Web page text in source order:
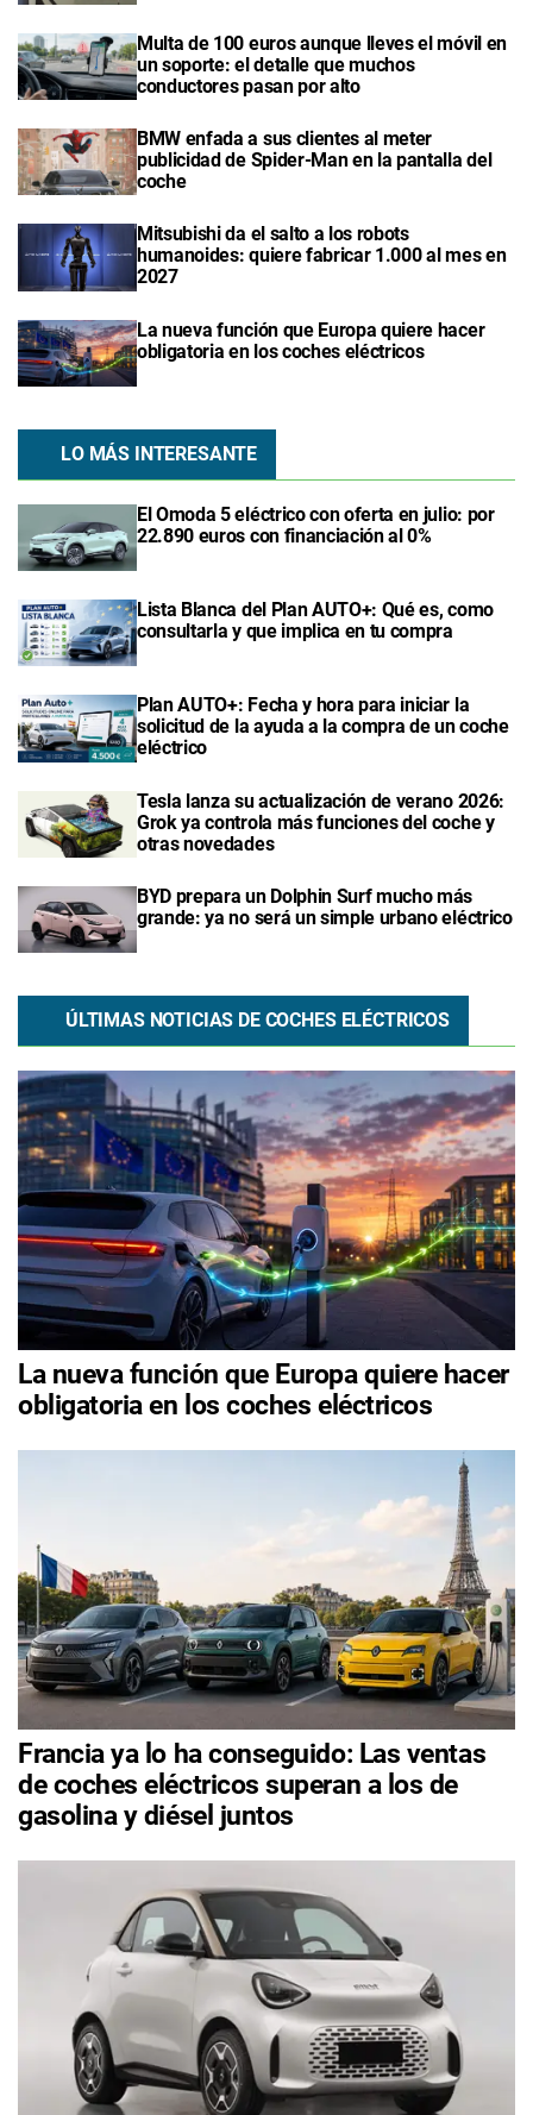
Multa de 100 euros aunque lleves el móvil en
un soporte: el detalle que muchos
conductores pasan por alto
BMW enfada a sus clientes al meter
publicidad de Spider-Man en la pantalla del
coche
Mitsubishi da el salto a los robots
humanoides: quiere fabricar 1.000 al mes en
2027
La nueva función que Europa quiere hacer
obligatoria en los coches eléctricos
LO MÁS INTERESANTE
El Omoda 5 eléctrico con oferta en julio: por
22.890 euros con financiación al 0%
Lista Blanca del Plan AUTO+: Qué es, como
consultarla y que implica en tu compra
Plan AUTO+: Fecha y hora para iniciar la
solicitud de la ayuda a la compra de un coche
eléctrico
Tesla lanza su actualización de verano 2026:
Grok ya controla más funciones del coche y
otras novedades
BYD prepara un Dolphin Surf mucho más
grande: ya no será un simple urbano eléctrico
ÚLTIMAS NOTICIAS DE COCHES ELÉCTRICOS
La nueva función que Europa quiere hacer
obligatoria en los coches eléctricos
Francia ya lo ha conseguido: Las ventas
de coches eléctricos superan a los de
gasolina y diésel juntos